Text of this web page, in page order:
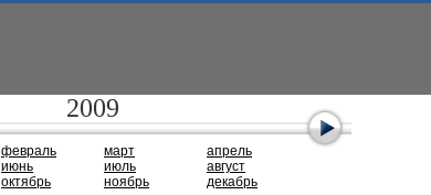
2009
февраль
июнь
октябрь
март
июль
ноябрь
апрель
август
декабрь